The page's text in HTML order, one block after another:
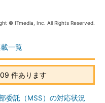
© ITmedia, Inc. All Rights Reserved.
一覧
件あります
委託（MSS）の対応状況